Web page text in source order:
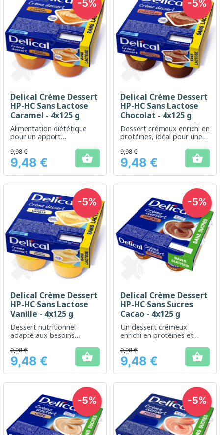
Delical Crème Dessert
HP-HC Sans Lactose
Caramel - 4x125 g
Alimentation diététique
pour un apport
sans lactose, au goût de
caramel
Prix
9,98 €
9,48 € 
-5%
Delical Crème Dessert
HP-HC Sans Lactose
Chocolat - 4x125 g
Dessert crémeux enrichi en
protéines, idéal pour une
lactose
Prix
9,98 €
9,48 € 
-5%
Delical Crème Dessert
HP-HC Sans Lactose
Vanille - 4x125 g
Dessert nutritionnel
adapté aux besoins
lactose.
Prix
9,98 €
9,48 € 
-5%
Delical Crème Dessert
HP-HC Sans Sucres
Cacao - 4x125 g
Un dessert crémeux
enrichi en protéines et
encas nutritif
Prix
9,98 €
9,48 € 
-5%
-5% -5%